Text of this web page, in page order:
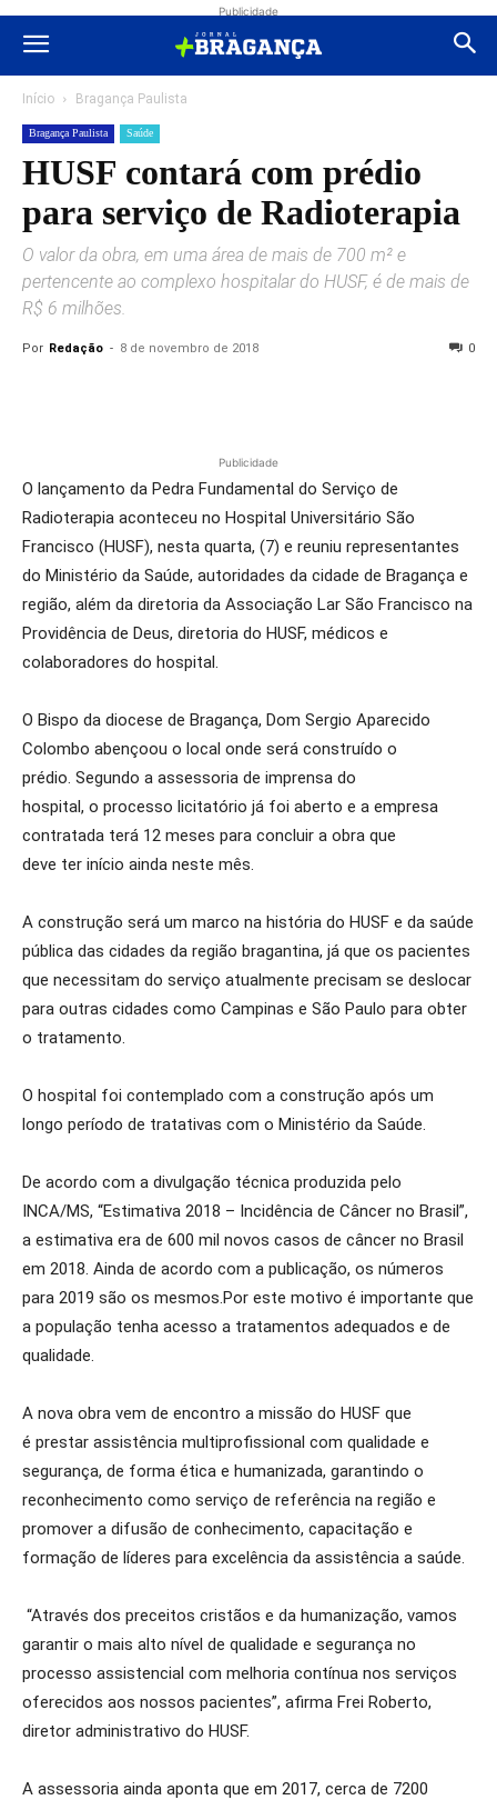
Publicidade
Início Bragança Paulista
Bragança Paulista Saúde
HUSF contará com prédio
para serviço de Radioterapia
O valor da obra, em uma área de mais de 700 m² e
pertencente ao complexo hospitalar do HUSF, é de mais de
R$ 6 milhões.
Por Redação - 8 de novembro de 2018 0
Publicidade
O lançamento da Pedra Fundamental do Serviço de
Radioterapia aconteceu no Hospital Universitário São
Francisco (HUSF), nesta quarta, (7) e reuniu representantes
do Ministério da Saúde, autoridades da cidade de Bragança e
região, além da diretoria da Associação Lar São Francisco na
Providência de Deus, diretoria do HUSF, médicos e
colaboradores do hospital.
O Bispo da diocese de Bragança, Dom Sergio Aparecido
Colombo abençoou o local onde será construído o
prédio. Segundo a assessoria de imprensa do
hospital, o processo licitatório já foi aberto e a empresa
contratada terá 12 meses para concluir a obra que
deve ter início ainda neste mês.
A construção será um marco na história do HUSF e da saúde
pública das cidades da região bragantina, já que os pacientes
que necessitam do serviço atualmente precisam se deslocar
para outras cidades como Campinas e São Paulo para obter
o tratamento.
O hospital foi contemplado com a construção após um
longo período de tratativas com o Ministério da Saúde.
De acordo com a divulgação técnica produzida pelo
INCA/MS, “Estimativa 2018 – Incidência de Câncer no Brasil”,
a estimativa era de 600 mil novos casos de câncer no Brasil
em 2018. Ainda de acordo com a publicação, os números
para 2019 são os mesmos.Por este motivo é importante que
a população tenha acesso a tratamentos adequados e de
qualidade.
A nova obra vem de encontro a missão do HUSF que
é prestar assistência multiprofissional com qualidade e
segurança, de forma ética e humanizada, garantindo o
reconhecimento como serviço de referência na região e
promover a difusão de conhecimento, capacitação e
formação de líderes para excelência da assistência a saúde.
“Através dos preceitos cristãos e da humanização, vamos
garantir o mais alto nível de qualidade e segurança no
processo assistencial com melhoria contínua nos serviços
oferecidos aos nossos pacientes”, afirma Frei Roberto,
diretor administrativo do HUSF.
A assessoria ainda aponta que em 2017, cerca de 7200